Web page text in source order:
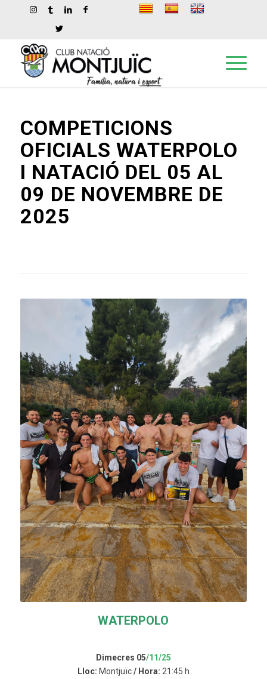
COMPETICIONS
OFICIALS WATERPOLO
I NATACIÓ DEL 05 AL
09 DE NOVEMBRE DE
2025
WATERPOLO
Dimecres 05/11/25
Lloc: Montjuïc/ Hora: 21:45 h